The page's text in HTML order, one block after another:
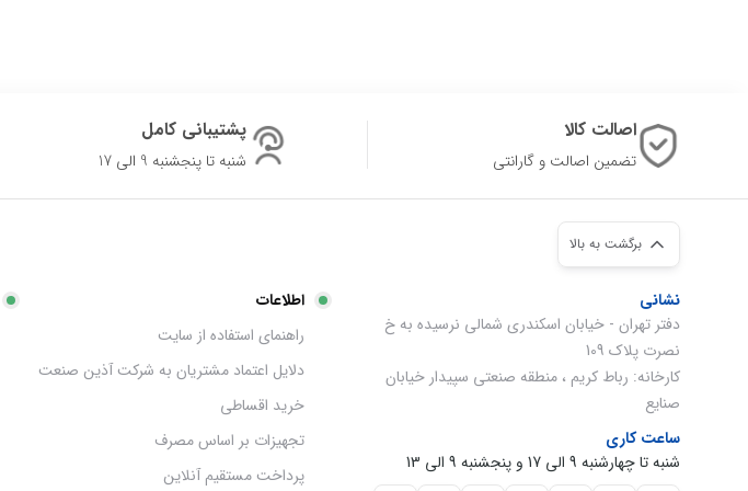
اصالت کالا
تضمین اصالت و گارانتی
پشتیبانی کامل
شنبه تا پنجشنبه 9 الی 17
برگشت به بالا
نشانی
دفتر تهران - خیابان اسکندری شمالی نرسیده به خ
نصرت پلاک 109
کارخانه: رباط کریم ، منطقه صنعتی سپیدار خیابان
صنایع
ساعت کاری
شنبه تا چهارشنبه 9 الی 17 و پنجشنبه 9 الی 13
اطلاعات
راهنمای استفاده از سایت
دلایل اعتماد مشتریان به شرکت آذین صنعت
خرید اقساطی
تجهیزات بر اساس مصرف
پرداخت مستقیم آنلاین